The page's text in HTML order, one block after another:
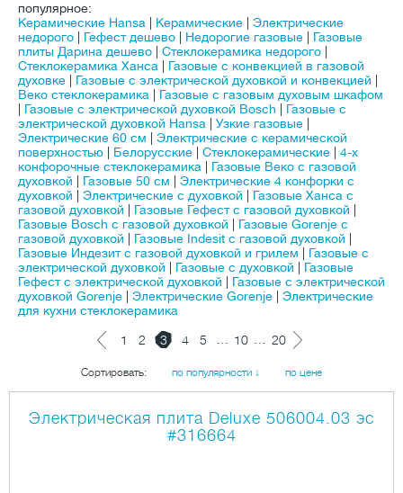
популярное:
Керамические Hansa
Керамические
Электрические
недорого
Гефест дешево Недорогие газовые
Газовые
плиты Дарина дешево
Стеклокерамика недорого
Стеклокерамика Ханса
Газовые с конвекцией в газовой
духовке
Газовые с электрической духовкой и конвекцией
Веко стеклокерамика
Газовые с газовым духовым шкафом
Газовые с электрической духовкой Bosch
Газовые с
электрической духовкой Hansa
Узкие газовые
Электрические 60 см
Электрические с керамической
поверхностью
Белорусские Стеклокерамические
4-х
конфорочные стеклокерамика
Газовые Веко с газовой
духовкой
Газовые 50 см
Электрические 4 конфорки с
духовкой
Электрические с духовкой
Газовые Ханса с
газовой духовкой
Газовые Гефест с газовой духовкой
Газовые Bosch с газовой духовкой
Газовые Gorenje с
газовой духовкой
Газовые Indesit с газовой духовкой
Газовые Индезит с газовой духовкой и грилем
Газовые с
электрической духовкой
Газовые с духовкой
Газовые
Гефест с электрической духовкой
Газовые с электрической
духовкой Gorenje
Электрические Gorenje
Электрические
для кухни стеклокерамика
1 2 3 4 5 10 20
Сортировать: по популярности ↓ по цене
Электрическая плита Deluxe 506004.03 эс
#316664